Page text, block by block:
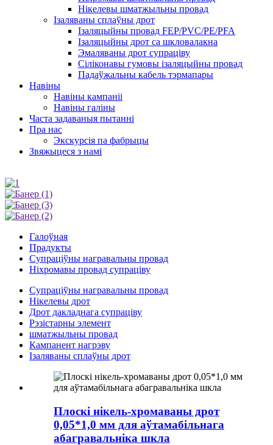
Нікелевы шматжыльны провад
Ізаляваны сплаўны дрот
Ізаляцыйны провад FEP/PVC/PE/PFA
Ізаляцыйны дрот са шкловалакна
Эмаляваны дрот супраціву
Сіліконавы гумовы ізаляцыйны провад
Падаўжальны кабель тэрмапары
Навіны
Навіны кампаніі
Навіны галіны
Часта задаваныя пытанні
Пра нас
Экскурсія па фабрыцы
Звяжыцеся з намі
Галоўная
Прадукты
Супраціўны награвальны провад
Ніхромавы провад супраціву
Супраціўны награвальны провад
Нікелевы дрот
Дрот дакладнага супраціву
Рэзістарны элемент
шматжыльны провад
Кампанент нагрэву
Ізаляваны сплаўны дрот
Плоскі нікель-хромаваны дрот
0,05*1,0 мм для аўтамабільнага
абагравальніка шкла